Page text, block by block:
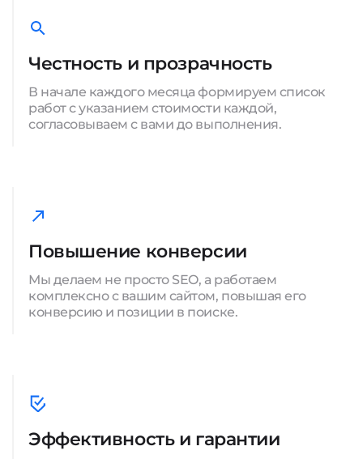
Честность и прозрачность
В начале каждого месяца формируем список
работ с указанием стоимости каждой,
согласовываем с вами до выполнения.
Повышение конверсии
Мы делаем не просто SEO, а работаем
комплексно с вашим сайтом, повышая его
конверсию и позиции в поиске.
Эффективность и гарантии